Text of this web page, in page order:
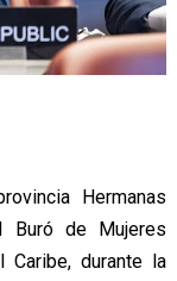
Hermanas
Buró de Mujeres
Caribe, durante la